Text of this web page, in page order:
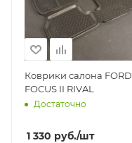
Коврики салона FORD
FOCUS II RIVAL
Достаточно
1 330 руб./шт